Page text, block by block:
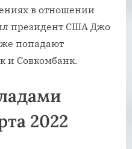
в отношении
президент США Джо
попадают
и Совкомбанк.
2022